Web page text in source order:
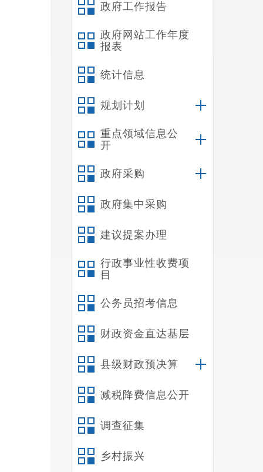
政府工作报告
政府网站工作年度
报表
统计信息
规划计划
重点领域信息公
开
政府采购
政府集中采购
建议提案办理
行政事业性收费项
目
公务员招考信息
财政资金直达基层
县级财政预决算
减税降费信息公开
调查征集
乡村振兴